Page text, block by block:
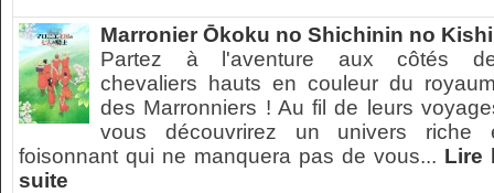
Marronier Ōkoku no Shichinin no Kishi
Partez à l'aventure aux côtés
chevaliers hauts en couleur du
des Marronniers ! Au fil de leurs
vous découvrirez un univers riche
foisonnant qui ne manquera pas de vous... Lire
suite